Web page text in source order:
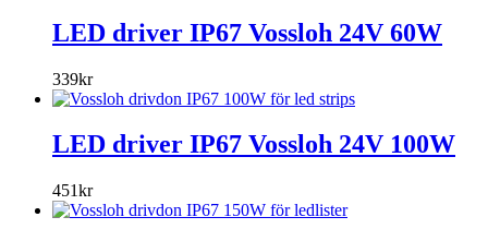
LED driver IP67 Vossloh 24V 60W
339kr
LED driver IP67 Vossloh 24V 100W
451kr